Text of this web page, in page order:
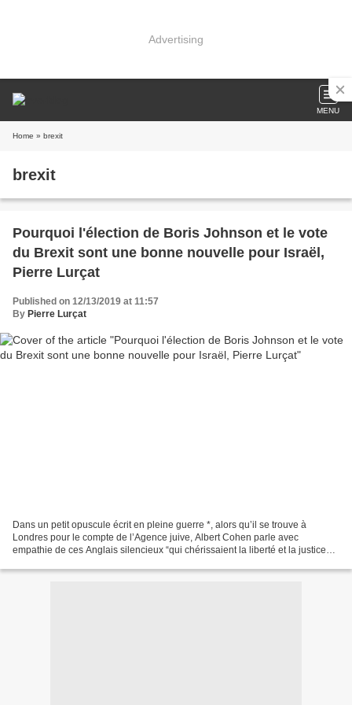
Advertising
MENU
Home » brexit
brexit
Pourquoi l'élection de Boris Johnson et le vote
du Brexit sont une bonne nouvelle pour Israël,
Pierre Lurçat
Published on 12/13/2019 at 11:57
By Pierre Lurçat
Dans un petit opuscule écrit en pleine guerre *, alors qu’il se trouve à
Londres pour le compte de l’Agence juive, Albert Cohen parle avec
empathie de ces Anglais silencieux “qui chérissaient la liberté et la justice